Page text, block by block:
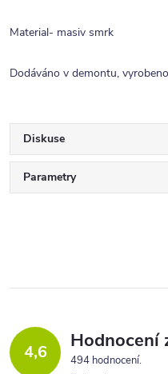
Material- masiv smrk
Dodáváno v demontu,
Diskuse
Parametry
4,6 Hodnocení
494 hodnocení